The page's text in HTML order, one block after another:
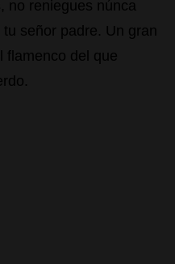
no reniegues núnca
señor padre. Un gran
flamenco del que